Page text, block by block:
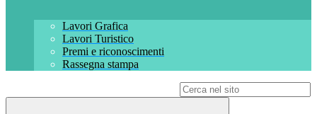
Lavori Grafica
Lavori Turistico
Premi e riconoscimenti
Rassegna stampa